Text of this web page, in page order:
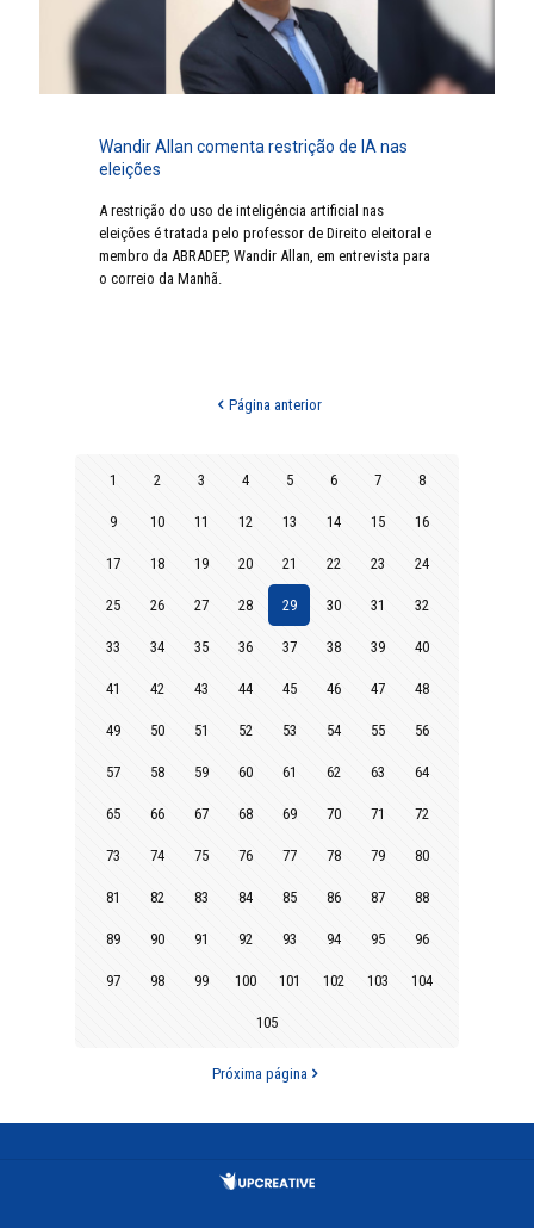
Wandir Allan comenta restrição de IA nas
eleições
A restrição do uso de inteligência artificial nas
eleições é tratada pelo professor de Direito eleitoral e
membro da ABRADEP, Wandir Allan, em entrevista para
o correio da Manhã.
Página anterior
1 2 3 4 5 6 7 8
9 10 11 12 13 14 15 16
17 18 19 20 21 22 23 24
25 26 27 28 29 30 31 32
33 34 35 36 37 38 39 40
41 42 43 44 45 46 47 48
49 50 51 52 53 54 55 56
57 58 59 60 61 62 63 64
65 66 67 68 69 70 71 72
73 74 75 76 77 78 79 80
81 82 83 84 85 86 87 88
89 90 91 92 93 94 95 96
97 98 99 100 101 102 103 104
105
Próxima página